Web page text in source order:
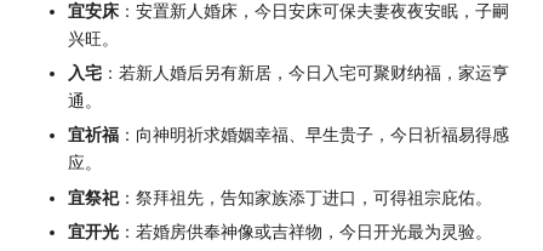
宜安床 ：安置新人婚床，今日安床可保夫妻夜夜安眠，子嗣
兴旺。
入宅 ：若新人婚后另有新居，今日入宅可聚财纳福，家运亨
通。
宜祈福 ：向神明祈求婚姻幸福、早生贵子，今日祈福易得感
应。
宜祭祀：祭拜祖先，告知家族添丁进口，可得祖宗庇佑。
宜开光 ：若婚房供奉神像或吉祥物，今日开光最为灵验。